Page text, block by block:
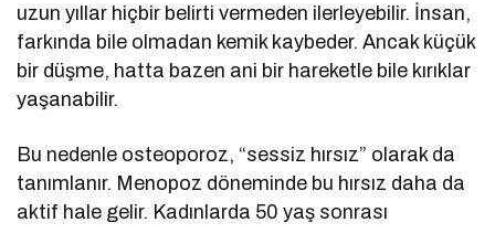
uzun yıllar hiçbir belirti vermeden ilerleyebilir. İnsan,
farkında bile olmadan kemik kaybeder. Ancak küçük
bir düşme, hatta bazen ani bir hareketle bile kırıklar
yaşanabilir.
Bu nedenle osteoporoz, “sessiz hırsız” olarak da
tanımlanır. Menopoz döneminde bu hırsız daha da
aktif hale gelir. Kadınlarda 50 yaş sonrası